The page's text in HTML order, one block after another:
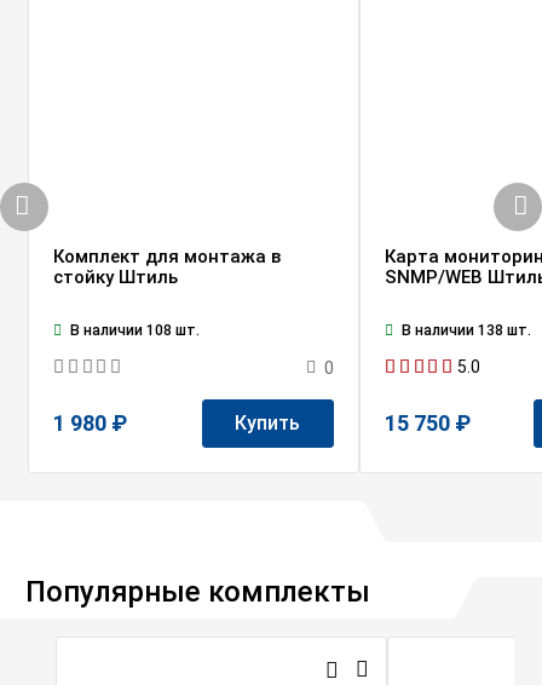
Комплект для монтажа в
стойку Штиль
В наличии 108 шт.
0
1 980 ₽ Купить
Карта
SNMP/WEB
В наличии 138 шт.
5.0
15 750 ₽
Популярные комплекты